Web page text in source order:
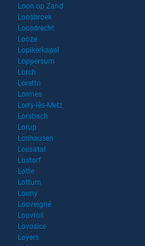
Loon op Zand
Loosbroek
Loosdrecht
Looze
Lopikerkapel
Loppersum
Lorch
Loretto
Lormes
Lorry-lès-Metz
Lorsbach
Lorup
Loshausen
Lossatal
Lostorf
Lotte
Lottum
Louny
Louveigné
Louvroil
Lovosice
Loyers